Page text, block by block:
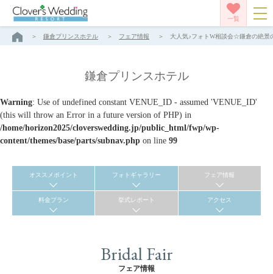
一覧
鎌倉プリンスホテル フェア情報 大人気♪フォトW相談会☆鎌倉の絶景
鎌倉プリンスホテル
Warning: Use of undefined constant VENUE_ID - assumed 'VENUE_ID'
(this will throw an Error in a future version of PHP) in
/home/horizon2025/cloverswedding.jp/public_html/fwp/wp-
content/themes/base/parts/subnav.php on line 99
オススメポイント フォトギャラリー フェア情報
料金プラン 挙式レポート アクセス
Bridal Fair
フェア情報